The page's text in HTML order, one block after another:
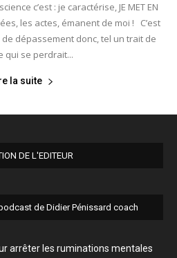
c’est : je caractérise, JE MET EN
les actes, émanent de moi ! C’est
dépassement donc, tel un trait de
qui se perdrait...
la suite
DE L'EDITEUR
de Didier Pénissard coach
arrêter les ruminations mentales